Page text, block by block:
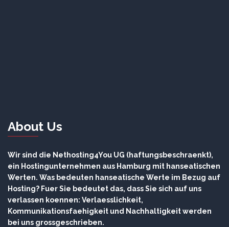
About Us
Wir sind die Nethosting4You UG (haftungsbeschraenkt),
ein Hostingunternehmen aus Hamburg mit hanseatischen
Werten. Was bedeuten hanseatische Werte im Bezug auf
Hosting? Fuer Sie bedeutet das, dass Sie sich auf uns
verlassen koennen: Verlaesslichkeit,
Kommunikationsfaehigkeit und Nachhaltigkeit werden
bei uns grossgeschrieben.